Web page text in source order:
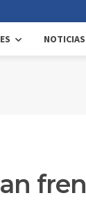
NOTICIAS